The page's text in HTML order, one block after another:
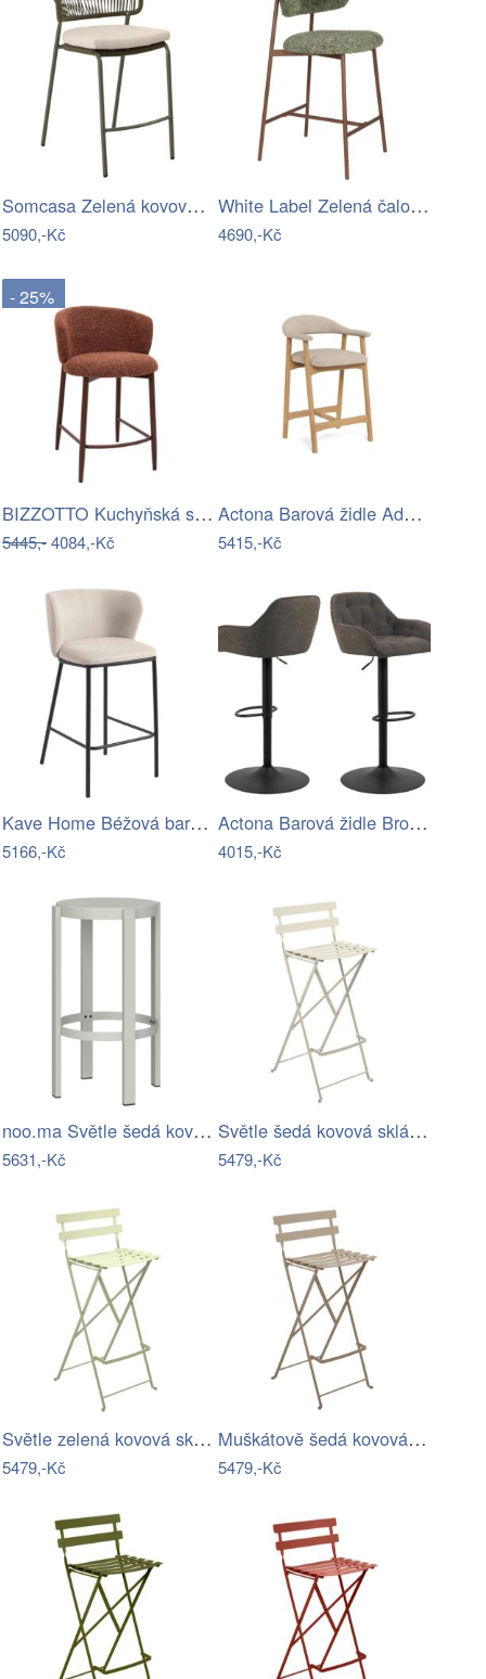
Somcasa Zelená kovová barová židle…
5090,-Kč
White Label Zelená čalouněná barová…
4690,-Kč
- 25%
BIZZOTTO Kuchyňská stolička AMALIA…
5445,-4084,-Kč
Actona Barová židle Addi z masivu…
5415,-Kč
Kave Home Béžová barová židle Ciselia…
5166,-Kč
Actona Barová židle Brooke hnědá
4015,-Kč
noo.ma Světle šedá kovová barová židle…
5631,-Kč
Světle šedá kovová skládací barová…
5479,-Kč
Světle zelená kovová skládací barová…
5479,-Kč
Muškátově šedá kovová skládací barová…
5479,-Kč